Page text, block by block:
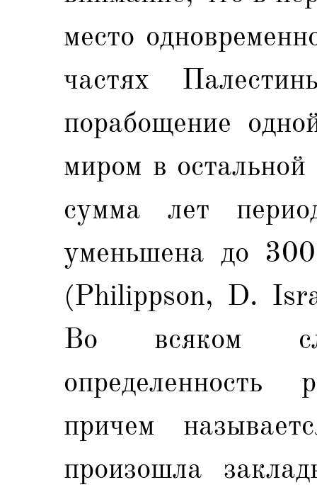
место
частях
порабощение
миром в
сумма лет
уменьшена до
(Philippson, D.
Во всяком
определенность
причем
произошла